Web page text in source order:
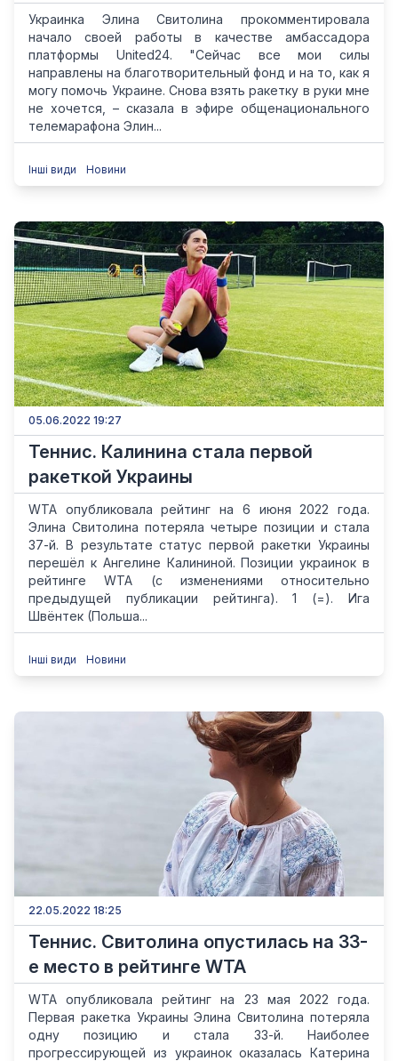
Украинка Элина Свитолина прокомментировала
начало своей работы в качестве амбассадора
платформы United24. "Сейчас все мои силы
направлены на благотворительный фонд и на то, как я
могу помочь Украине. Снова взять ракетку в руки мне
не хочется, – сказала в эфире общенационального
телемарафона Элин...
Інші види Новини
05.06.2022 19:27
Теннис. Калинина стала первой
ракеткой Украины
WTA опубликовала рейтинг на 6 июня 2022 года.
Элина Cвитолина потеряла четыре позиции и стала
37-й. В результате статус первой ракетки Украины
перешёл к Ангелине Калининой. Позиции украинок в
рейтинге WTA (с изменениями относительно
предыдущей публикации рейтинга). 1 (=). Ига
Швёнтек (Польша...
Інші види Новини
22.05.2022 18:25
Теннис. Свитолина опустилась на 33-
е место в рейтинге WTA
WTA опубликовала рейтинг на 23 мая 2022 года.
Первая ракетка Украины Элина Cвитолина потеряла
одну позицию и стала 33-й. Наиболее
прогрессирующей из украинок оказалась Катерина